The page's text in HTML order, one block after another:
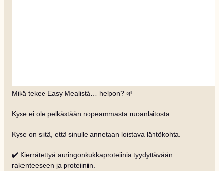
Mikä tekee Easy Mealistä… helpon? 🌱
Kyse ei ole pelkästään nopeammasta ruoanlaitosta.
Kyse on siitä, että sinulle annetaan loistava lähtökohta.
✔️ Kierrätettyä auringonkukkaproteiinia tyydyttävään
rakenteeseen ja proteiiniin.